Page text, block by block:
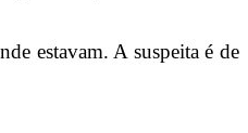
estavam. A suspeita é de